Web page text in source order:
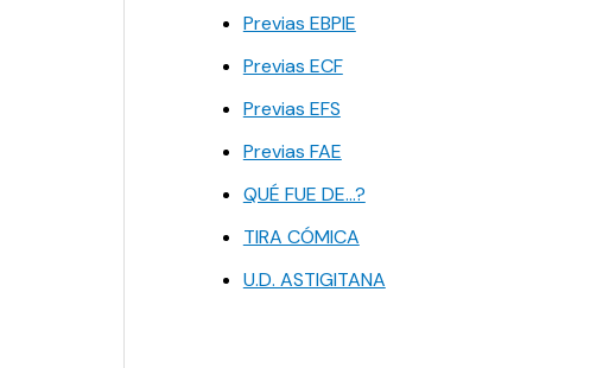
Previas EBPIE
Previas ECF
Previas EFS
Previas FAE
QUÉ FUE DE…?
TIRA CÓMICA
U.D. ASTIGITANA